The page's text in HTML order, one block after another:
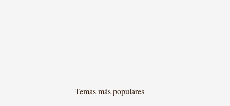
Temas más populares